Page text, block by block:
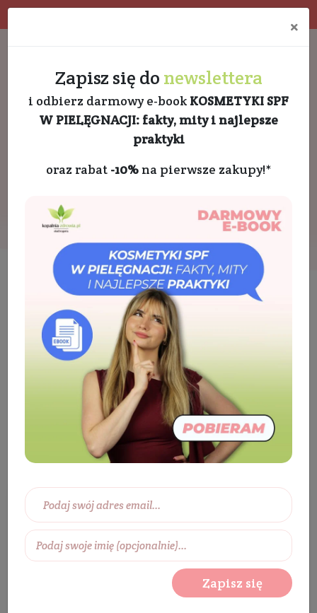
Składniki aktywne
twarzy z peptydami
Tonik do twarzy z peptydami
Wybierz zakres cen:
0 zł 450 zł
Wybierz producentów:
×
Zapisz się do newslettera
i odbierz darmowy e-book KOSMETYKI SPF
W PIELĘGNACJI: fakty, mity i najlepsze
praktyki
oraz rabat -10%na pierwsze zakupy!*
Zapisz się